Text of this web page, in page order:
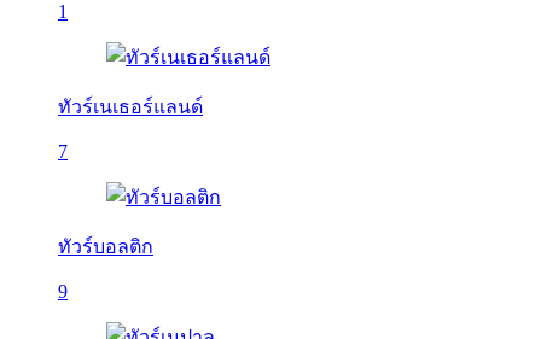
1
ทัวร์เนเธอร์แลนด์
7
ทัวร์บอลติก
9